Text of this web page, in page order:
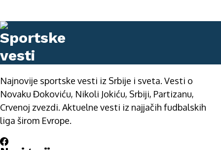
Najnovije sportske vesti iz Srbije i sveta. Vesti o
Novaku Đokoviću, Nikoli Jokiću, Srbiji, Partizanu,
Crvenoj zvezdi. Aktuelne vesti iz najjačih fudbalskih
liga širom Evrope.